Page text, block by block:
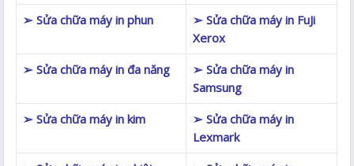
➢ Sửa chữa máy in phun
➢ Sửa chữa máy in FuJi
Xerox
➢ Sửa chữa máy in đa năng
➢ Sửa chữa máy in
Samsung
➢ Sửa chữa máy in kim
➢ Sửa chữa máy in
Lexmark